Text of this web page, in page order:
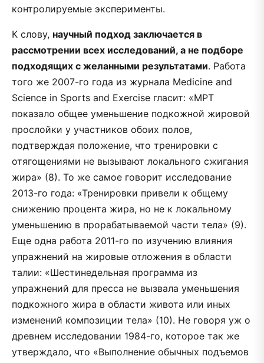
контролируемые эксперименты.
К слову, научный подход заключается в
рассмотрении всех исследований, а не подборе
подходящих с желанными результатами. Работа
того же 2007-го года из журнала Medicine and
Science in Sports and Exercise гласит: «МРТ
показало общее уменьшение подкожной жировой
прослойки у участников обоих полов,
подтверждая положение, что тренировки с
отягощениями не вызывают локального сжигания
жира» (8). То же самое говорит исследование
2013-го года: «Тренировки привели к общему
снижению процента жира, но не к локальному
уменьшению в прорабатываемой части тела» (9).
Еще одна работа 2011-го по изучению влияния
упражнений на жировые отложения в области
талии: «Шестинедельная программа из
упражнений для пресса не вызвала уменьшения
подкожного жира в области живота или иных
изменений композиции тела» (10). Не говоря уж о
древнем исследовании 1984-го, которое так же
утверждало, что «Выполнение обычных подъемов